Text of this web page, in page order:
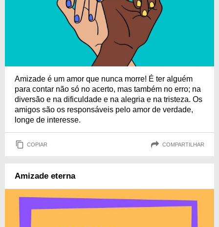
Amizade é um amor que nunca morre! É ter alguém
para contar não só no acerto, mas também no erro; na
diversão e na dificuldade e na alegria e na tristeza. Os
amigos são os responsáveis pelo amor de verdade,
longe de interesse.
COPIAR COMPARTILHAR
Amizade eterna